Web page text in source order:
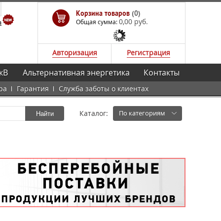
Корзина товаров (0)
Общая сумма:0,00 руб.
Авторизация Регистрация
Гарантия Служба заботы о клиентах
Альтернативная энергетика Контакты
Найти Каталог: По категориям